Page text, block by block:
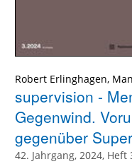
Robert Erlinghagen,
supervision -
Gegenwind.
gegenüber
42. Jahrgang, 2024, Heft